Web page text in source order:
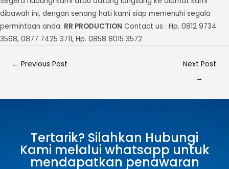
dibawah ini, dengan senang hati kami siap memenuhi segala
permintaan anda. RR PRODUCTION Contact us : Hp. 0812 9734
3568, 0877 7425 3711, Hp. 0858 8015 3572
← Previous Post
Next Post
→
Tertarik? Silahkan Hubungi
Kami melalui whatsapp untuk
mendapatkan penawaran